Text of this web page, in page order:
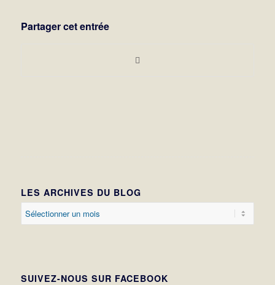
Partager cet entrée
LES ARCHIVES DU BLOG
SUIVEZ-NOUS SUR FACEBOOK